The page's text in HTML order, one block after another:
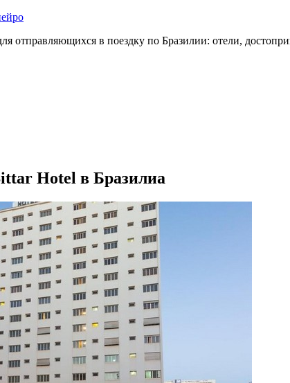
отправляющихся в поездку по Бразилии: отели,
Hotel в Бразилиа